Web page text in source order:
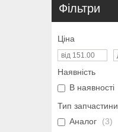
Фільтри
Ціна
Наявність
В наявності
Тип запчастини
Аналог
3